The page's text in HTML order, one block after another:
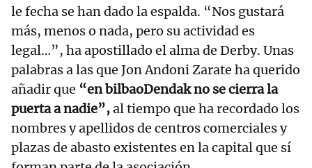
le fecha se han dado la espalda. “Nos gustará
más, menos o nada, pero su actividad es
legal…”, ha apostillado el alma de Derby. Unas
palabras a las que Jon Andoni Zarate ha querido
añadir que “en bilbaoDendak no se cierra la
puerta a nadie”,al tiempo que ha recordado los
nombres y apellidos de centros comerciales y
plazas de abasto existentes en la capital que sí